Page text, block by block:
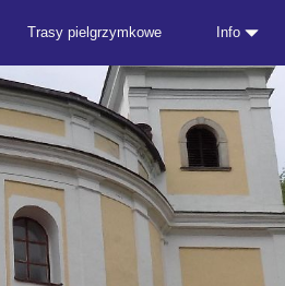
Trasy pielgrzymkowe Info